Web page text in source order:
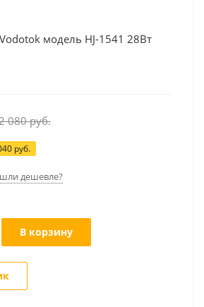
модель HJ-1541 28Вт
080руб.
руб.
дешевле?
В корзину